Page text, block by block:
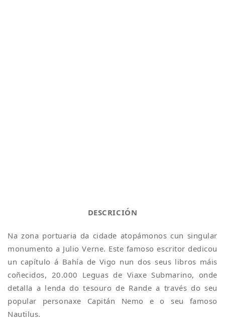
DESCRICIÓN
Na zona portuaria da cidade atopámonos cun singular
monumento a Julio Verne. Este famoso escritor dedicou
un capítulo á Bahía de Vigo nun dos seus libros máis
coñecidos, 20.000 Leguas de Viaxe Submarino, onde
detalla a lenda do tesouro de Rande a través do seu
popular personaxe Capitán Nemo e o seu famoso
Nautilus.